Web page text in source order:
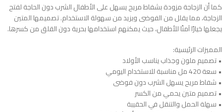
كما أن الزجاجة مزودة بشفاط مريح يسهل على الأطفال الشرب دون الحاجة لفتح
الزجاجة، مما يقلل من الفوضى ويزيد من سهولة الاستخدام. تصميمها المتين
يجعلها خيارًا آمنًا للأطفال، حيث يمكنهم استخدامها بحرية دون القلق من كسرها.
المميزات الرئيسية:
• تصميم ملون وجذاب يناسب الأولاد
• سعة 420 مل مناسبة للاستخدام اليومي
• شفاط مريح يسهل الشرب دون فوضى
• تصميم متين يحمي من الكسر
• سهلة الحمل والتنقل في الحقيبة